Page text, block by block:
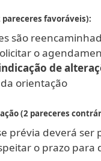
pareceres favoráveis):
são
o
de
orientação
(2 pareceres
prévia deverá
o prazo